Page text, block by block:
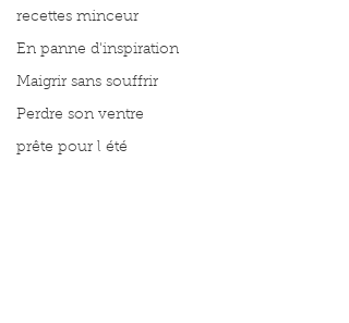
recettes minceur
En panne d'inspiration
Maigrir sans souffrir
Perdre son ventre
prête pour l été